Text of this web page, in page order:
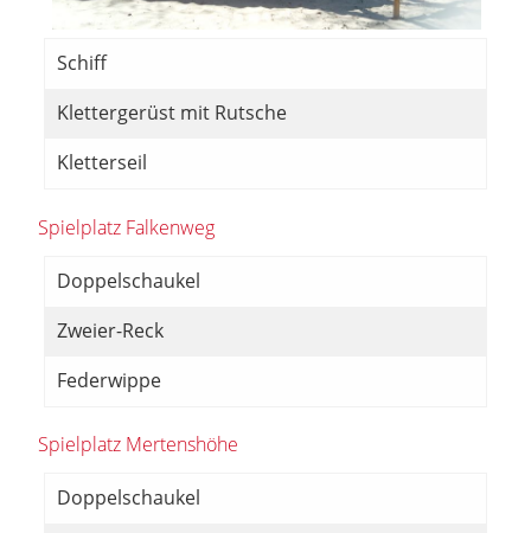
Schiff
Klettergerüst mit Rutsche
Kletterseil
Spielplatz Falkenweg
Doppelschaukel
Zweier-Reck
Federwippe
Spielplatz Mertenshöhe
Doppelschaukel